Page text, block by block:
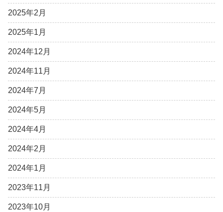
2025年2月
2025年1月
2024年12月
2024年11月
2024年7月
2024年5月
2024年4月
2024年2月
2024年1月
2023年11月
2023年10月